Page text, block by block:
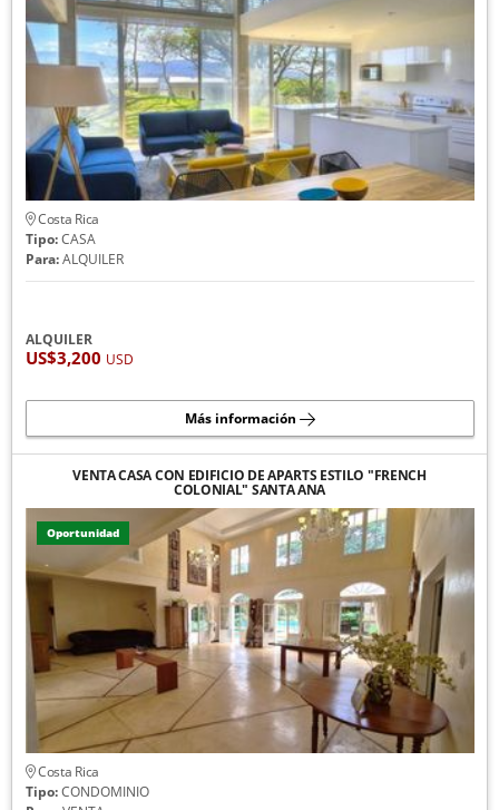
Costa Rica
Tipo:CASA
Para:ALQUILER
ALQUILER
US$3,200 USD
Más información
VENTA CASA CON EDIFICIO DE APARTS ESTILO "FRENCH
COLONIAL" SANTA ANA
Oportunidad
Costa Rica
Tipo:CONDOMINIO